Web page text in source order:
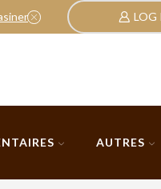
LOG
AUTRES